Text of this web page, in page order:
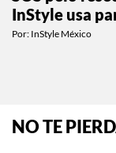
InStyle usa
Por: InStyle México
NO TE